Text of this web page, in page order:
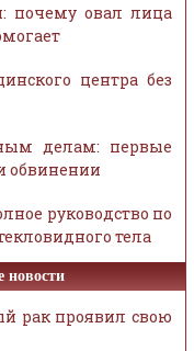
почему овал лица
центра без
делам: первые
обвинении
руководство по
тела
новости
рак проявил свою